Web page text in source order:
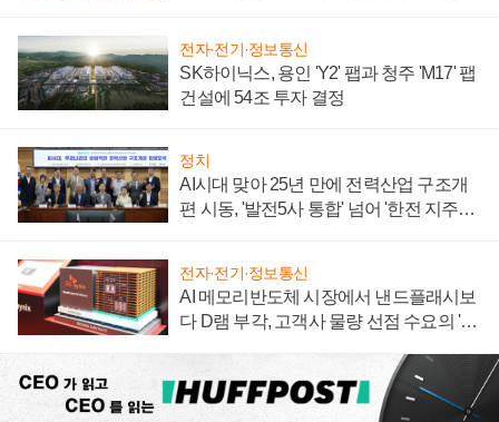
전자·전기·정보통신
SK하이닉스, 용인 'Y2' 팹과 청주 'M17' 팹
건설에 54조 투자 결정
정치
AI시대 맞아 25년 만에 전력산업 구조개
편 시동, '발전5사 통합' 넘어 '한전 지주사'
전자·전기·정보통신
AI 메모리반도체 시장에서 낸드플래시보
다 D램 부각, 고객사 물량 선점 수요의 '우